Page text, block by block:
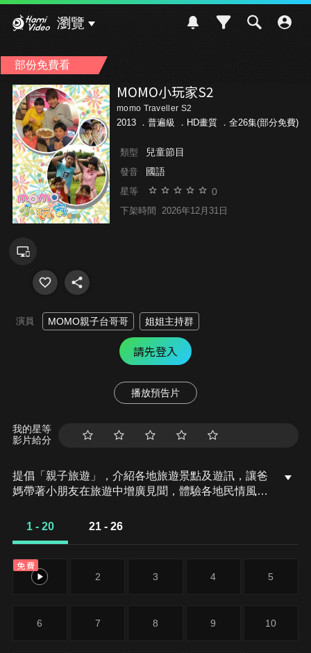
瀏覽
部份免費看
MOMO小玩家S2
momo Traveller S2
2013 ． 普遍級 ．HD畫質 ．全26集(部分免費)
類型 兒童節目
發音 國語
星等 0
下架時間 2026年12月31日
演員 MOMO親子台哥哥 姐姐主持群
請先登入
播放預告片
我的星等
影片給分
提倡「親子旅遊」，介紹各地旅遊景點及遊訊，讓爸
媽帶著小朋友在旅遊中增廣見聞，體驗各地民情風
小朋友可接受的趣味性為出發，讓他們在收看節目的
程。
1 - 20 21 - 26
免費
1 2 3 4 5
6 7 8 9 10